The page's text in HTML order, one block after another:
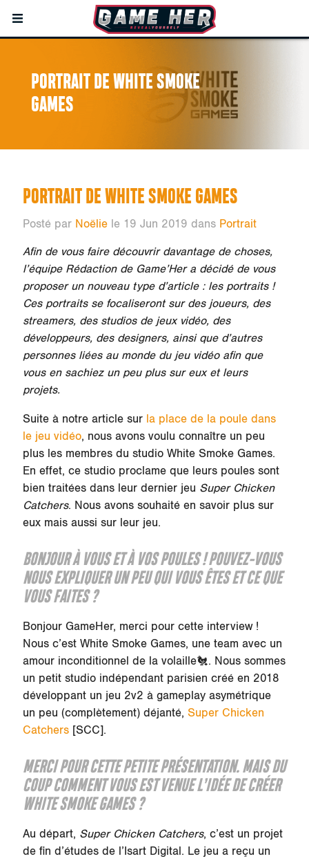
PORTRAIT DE WHITE SMOKE
GAMES
PORTRAIT DE WHITE SMOKE GAMES
Posté par Noëliele 19 Jun 2019 dans Portrait
Afin de vous faire découvrir davantage de choses,
l’équipe Rédaction de Game’Her a décidé de vous
proposer un nouveau type d’article : les portraits !
Ces portraits se focaliseront sur des joueurs, des
streamers, des studios de jeux vidéo, des
développeurs, des designers, ainsi que d’autres
personnes liées au monde du jeu vidéo afin que
vous en sachiez un peu plus sur eux et leurs
projets.
Suite à notre article sur la place de la poule dans
le jeu vidéo, nous avons voulu connaître un peu
plus les membres du studio White Smoke Games.
En effet, ce studio proclame que leurs poules sont
bien traitées dans leur dernier jeu Super Chicken
Catchers. Nous avons souhaité en savoir plus sur
eux mais aussi sur leur jeu.
BONJOUR À VOUS ET À VOS POULES ! POUVEZ-VOUS
NOUS EXPLIQUER UN PEU QUI VOUS ÊTES ET CE QUE
VOUS FAITES ?
Bonjour GameHer, merci pour cette interview !
Nous c’est White Smoke Games, une team avec un
amour inconditionnel de la volaille🐔. Nous sommes
un petit studio indépendant parisien créé en 2018
développant un jeu 2v2 à gameplay asymétrique
un peu (complètement) déjanté, Super Chicken
Catchers[SCC].
MERCI POUR CETTE PETITE PRÉSENTATION. MAIS DU
COUP COMMENT VOUS EST VENUE L’IDÉE DE CRÉER
WHITE SMOKE GAMES ?
Au départ, Super Chicken Catchers, c’est un projet
de fin d’études de l’Isart Digital. Le jeu a reçu un